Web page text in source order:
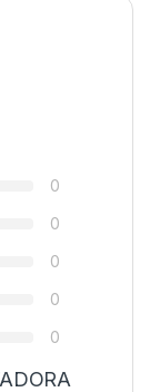
0
0
0
0
0